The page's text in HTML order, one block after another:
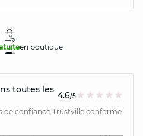
en boutique
toutes les
4.6/5
de confiance Trustville conforme